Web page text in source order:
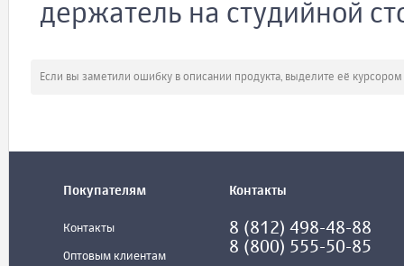
держатель на студийной
Если вы заметили ошибку в описании продукта, выделите её
Покупателям
Контакты
Оптовым клиентам
Контакты
8 (812) 498-48-88
8 (800) 555-50-85